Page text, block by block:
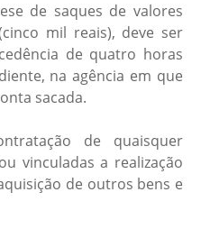
de saques de valores
mil reais), deve ser
de quatro horas
na agência em que
sacada.
de quaisquer
vinculadas a realização
de outros bens e